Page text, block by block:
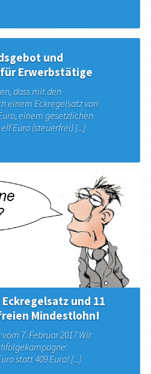
und
Erwerbstätige
dass mit den
einem Eckregelsatz von
einem gesetzlichen
Euro (steuerfrei) [...]
Eckregelsatz und 11
Mindestlohn!
7. Februar 2017 Wir
statt 409 Euro! [...]